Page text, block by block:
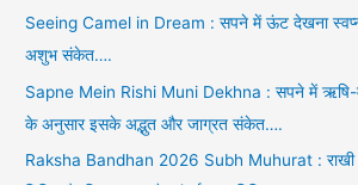
Seeing Camel in Dream : सपने में ऊंट देखना
अशुभ संकेत….
Sapne Mein Rishi Muni Dekhna : सपने में ऋषि-
के अनुसार इसके अद्भुत और जाग्रत संकेत….
Raksha Bandhan 2026 Subh Muhurat : राखी